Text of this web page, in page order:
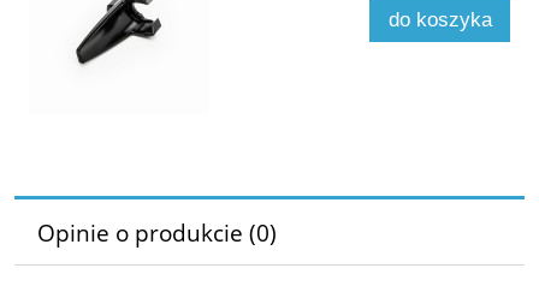
do koszyka
Opinie o produkcie (0)